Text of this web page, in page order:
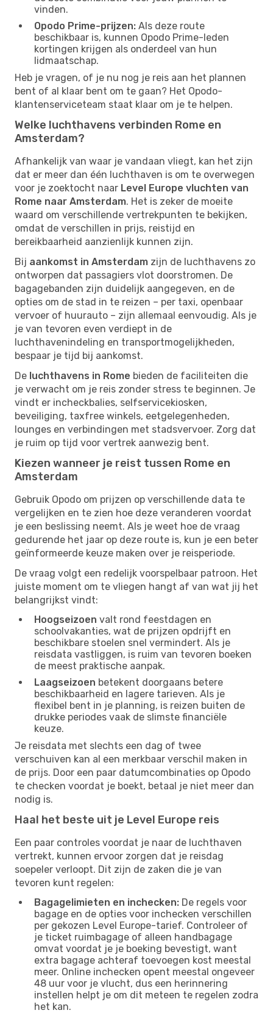
vinden.
Opodo Prime-prijzen: Als deze route
beschikbaar is, kunnen Opodo Prime-leden
kortingen krijgen als onderdeel van hun
lidmaatschap.
Heb je vragen, of je nu nog je reis aan het plannen
bent of al klaar bent om te gaan? Het Opodo-
klantenserviceteam staat klaar om je te helpen.
Welke luchthavens verbinden Rome en
Amsterdam?
Afhankelijk van waar je vandaan vliegt, kan het zijn
dat er meer dan één luchthaven is om te overwegen
voor je zoektocht naar Level Europe vluchten van
Rome naar Amsterdam. Het is zeker de moeite
waard om verschillende vertrekpunten te bekijken,
omdat de verschillen in prijs, reistijd en
bereikbaarheid aanzienlijk kunnen zijn.
Bij aankomst in Amsterdam zijn de luchthavens zo
ontworpen dat passagiers vlot doorstromen. De
bagagebanden zijn duidelijk aangegeven, en de
opties om de stad in te reizen – per taxi, openbaar
vervoer of huurauto – zijn allemaal eenvoudig. Als je
je van tevoren even verdiept in de
luchthavenindeling en transportmogelijkheden,
bespaar je tijd bij aankomst.
De luchthavens in Rome bieden de faciliteiten die
je verwacht om je reis zonder stress te beginnen. Je
vindt er incheckbalies, selfservicekiosken,
beveiliging, taxfree winkels, eetgelegenheden,
lounges en verbindingen met stadsvervoer. Zorg dat
je ruim op tijd voor vertrek aanwezig bent.
Kiezen wanneer je reist tussen Rome en
Amsterdam
Gebruik Opodo om prijzen op verschillende data te
vergelijken en te zien hoe deze veranderen voordat
je een beslissing neemt. Als je weet hoe de vraag
gedurende het jaar op deze route is, kun je een beter
geïnformeerde keuze maken over je reisperiode.
De vraag volgt een redelijk voorspelbaar patroon. Het
juiste moment om te vliegen hangt af van wat jij het
belangrijkst vindt:
Hoogseizoen valt rond feestdagen en
schoolvakanties, wat de prijzen opdrijft en
beschikbare stoelen snel vermindert. Als je
reisdata vastliggen, is ruim van tevoren boeken
de meest praktische aanpak.
Laagseizoen betekent doorgaans betere
beschikbaarheid en lagere tarieven. Als je
flexibel bent in je planning, is reizen buiten de
drukke periodes vaak de slimste financiële
keuze.
Je reisdata met slechts een dag of twee
verschuiven kan al een merkbaar verschil maken in
de prijs. Door een paar datumcombinaties op Opodo
te checken voordat je boekt, betaal je niet meer dan
nodig is.
Haal het beste uit je Level Europe reis
Een paar controles voordat je naar de luchthaven
vertrekt, kunnen ervoor zorgen dat je reisdag
soepeler verloopt. Dit zijn de zaken die je van
tevoren kunt regelen:
Bagagelimieten en inchecken: De regels voor
bagage en de opties voor inchecken verschillen
per gekozen Level Europe-tarief. Controleer of
je ticket ruimbagage of alleen handbagage
omvat voordat je je boeking bevestigt, want
extra bagage achteraf toevoegen kost meestal
meer. Online inchecken opent meestal ongeveer
48 uur voor je vlucht, dus een herinnering
instellen helpt je om dit meteen te regelen zodra
het kan.